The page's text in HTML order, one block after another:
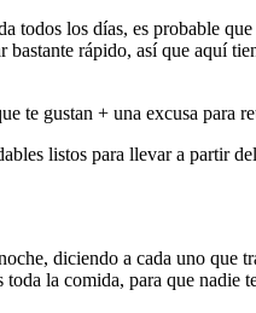
todos los días, es probable
rápido, así que aquí
te gustan + una excusa para
listos para llevar a partir
diciendo a cada uno que
la comida, para que nadie